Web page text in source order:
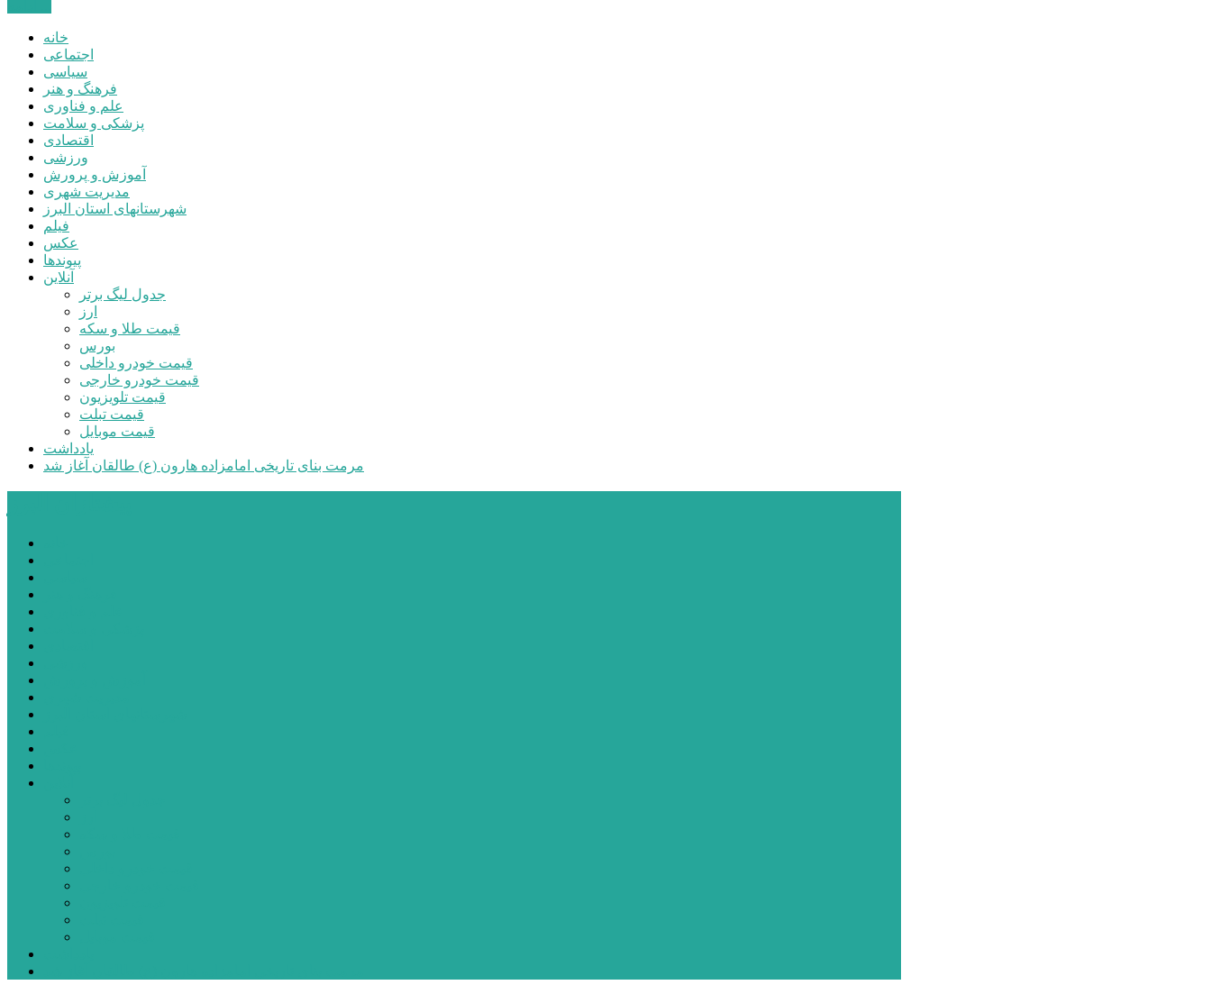
خانه
اجتماعی
سیاسی
فرهنگ و هنر
علم و فناوری
پزشکی و سلامت
اقتصادی
ورزشی
آموزش و پرورش
مدیریت شهری
شهرستانهای استان البرز
فیلم
عکس
پیوندها
آنلاین
جدول لیگ برتر
ارز
قیمت طلا و سکه
بورس
قیمت خودرو داخلی
قیمت خودرو خارجی
قیمت تلویزیون
قیمت تبلت
قیمت موبایل
یادداشت
مرمت بنای تاریخی امامزاده هارون (ع) طالقان آغاز شد